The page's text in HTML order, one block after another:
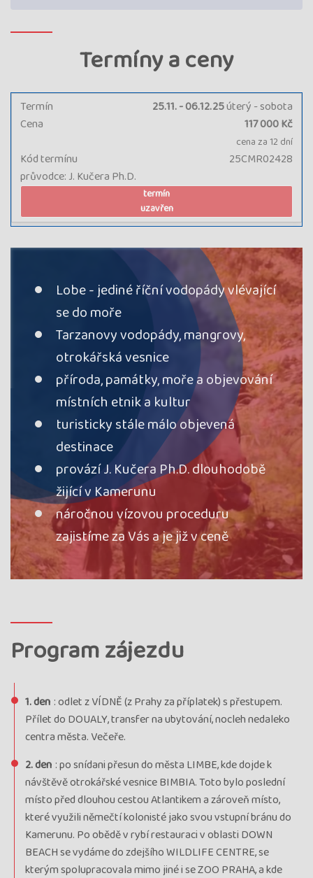
Termíny a ceny
Termín 25.11. - 06.12.25úterý - sobota
průvodce: J. Kučera Ph.D.
Kód termínu 25CMR02428
Cena 117 000 Kč
cena za 12 dní
termín
uzavřen
Lobe - jediné říční vodopády vlévající
se do moře
Tarzanovy vodopády, mangrovy,
otrokářská vesnice
příroda, památky, moře a objevování
místních etnik a kultur
turisticky stále málo objevená
destinace
provází J. Kučera Ph.D. dlouhodobě
žijící v Kamerunu
náročnou vízovou proceduru
zajistíme za Vás a je již v ceně
Program zájezdu
1. den : odlet z VÍDNĚ (z Prahy za příplatek) s přestupem.
Přílet do DOUALY, transfer na ubytování, nocleh nedaleko
centra města. Večeře.
2. den : po snídani přesun do města LIMBE, kde dojde k
návštěvě otrokářské vesnice BIMBIA. Toto bylo poslední
místo před dlouhou cestou Atlantikem a zároveň místo,
které využili němečtí kolonisté jako svou vstupní bránu do
Kamerunu. Po obědě v rybí restauraci v oblasti DOWN
BEACH se vydáme do zdejšího WILDLIFE CENTRE, se
kterým spolupracovala mimo jiné i se ZOO PRAHA, a kde